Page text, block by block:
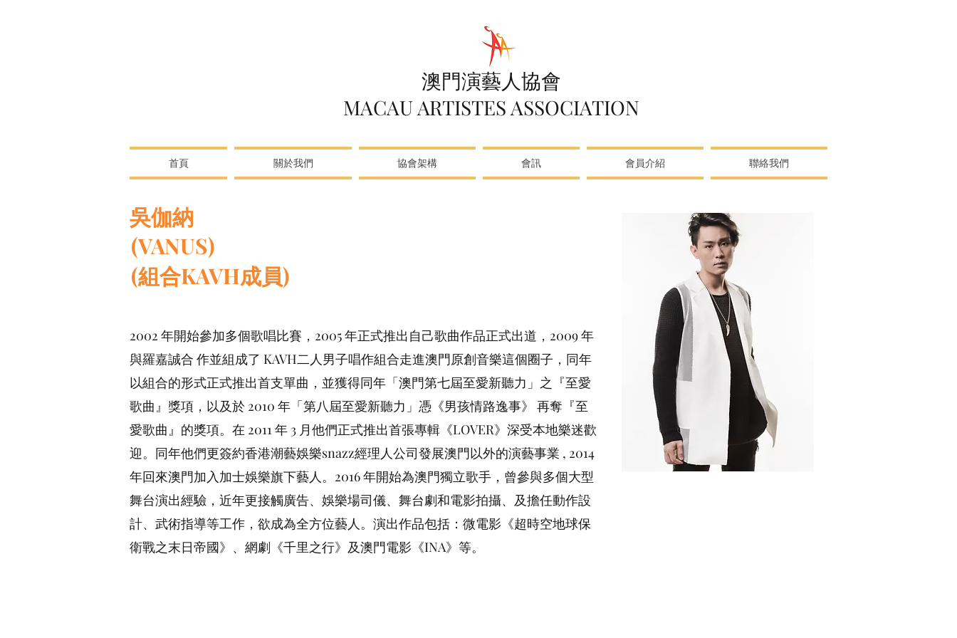
澳門演藝人協會
MACAU ARTISTES ASSOCIATION
首頁 關於我們 協會架構 會訊 會員介紹 聯絡我們
吳伽納
2002 年開始參加多個歌唱比賽，2005 年正式推出自己歌曲作品正式出道，2009 年
與羅嘉誠合 作並組成了 KAVH二人男子唱作組合走進澳門原創音樂這個圈子，同年
以組合的形式正式推出首支單曲，並獲得同年「澳門第七屆至愛新聽力」之『至愛
歌曲』獎項，以及於 2010 年「第八屆至愛新聽力」憑《男孩情路逸事》 再奪『至
愛歌曲』的獎項。在 2011 年 3 月他們正式推出首張專輯《LOVER》深受本地樂迷歡
迎。同年他們更簽約香港潮藝娛樂snazz經理人公司發展澳門以外的演藝事業 , 2014
年回來澳門加入加士娛樂旗下藝人。2016 年開始為澳門獨立歌手，曾參與多個大型
舞台演出經驗，近年更接觸廣告、娛樂場司儀、舞台劇和電影拍攝、及擔任動作設
計、武術指導等工作，欲成為全方位藝人。演出作品包括：微電影《超時空地球保
衛戰之末日帝國》、網劇《千里之行》及澳門電影《INA》等。
(VANUS)
(組合KAVH成員)